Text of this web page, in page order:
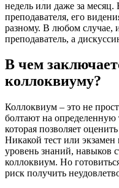
недель или даже за месяц.
преподавателя, его
разному. В любом случае,
преподаватель, а
В чем
коллоквиуму?
Коллоквиум – это не
болтают на
которая позволяет
Никакой тест или экзамен
уровень знаний, навыков
коллоквиум. Но
риск получить